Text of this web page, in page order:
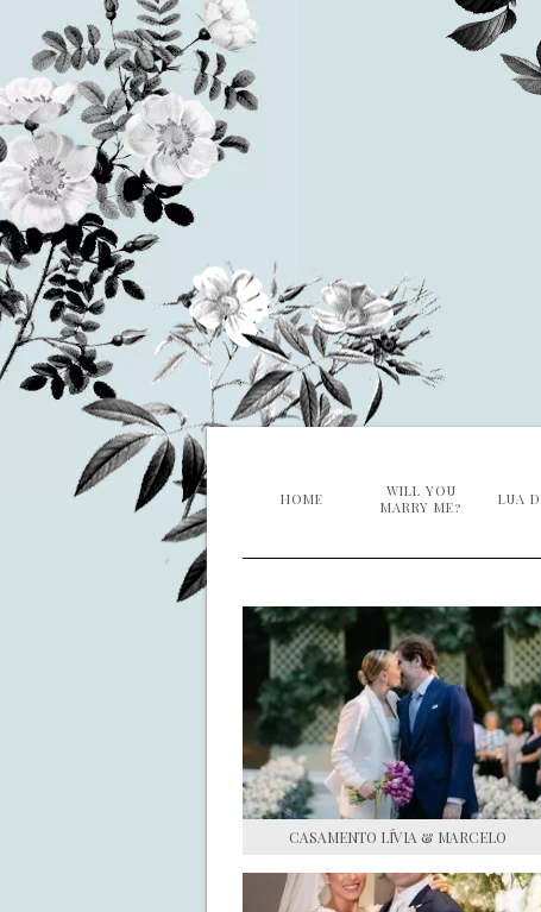
HOME
WILL YOU
MARRY ME?
LUA
CASAMENTO LÍVIA & MARCELO